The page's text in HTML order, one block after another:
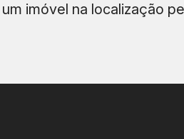
alto padrão, com clínicas, padarias
imóvel na localização